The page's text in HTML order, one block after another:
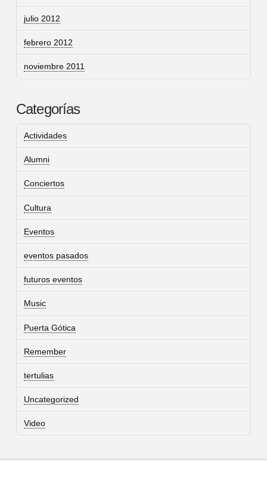
julio 2012
febrero 2012
noviembre 2011
Categorías
Actividades
Alumni
Conciertos
Cultura
Eventos
eventos pasados
futuros eventos
Music
Puerta Gótica
Remember
tertulias
Uncategorized
Video